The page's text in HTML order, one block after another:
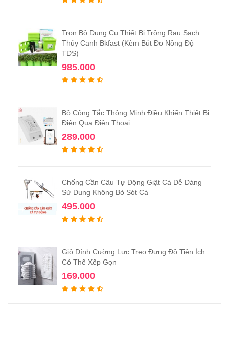
Trọn Bộ Dụng Cụ Thiết Bị Trồng Rau Sạch
Thủy Canh Bkfast (Kèm Bút Đo Nồng Độ
TDS)
985.000
Bộ Công Tắc Thông Minh Điều Khiển Thiết Bị
Điện Qua Điện Thoại
289.000
Chống Cần Câu Tự Động Giật Cá Dễ Dàng
Sử Dụng Không Bỏ Sót Cá
495.000
Giỏ Dính Cường Lực Treo Đựng Đồ Tiện Ích
Có Thể Xếp Gọn
169.000